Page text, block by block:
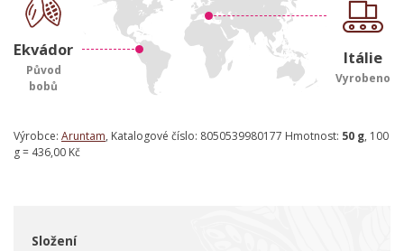
Ekvádor
Původ
bobů
Itálie
Vyrobeno
Výrobce: Aruntam, Katalogové číslo: 8050539980177 Hmotnost: 50 g, 100
g = 436,00 Kč
Složení